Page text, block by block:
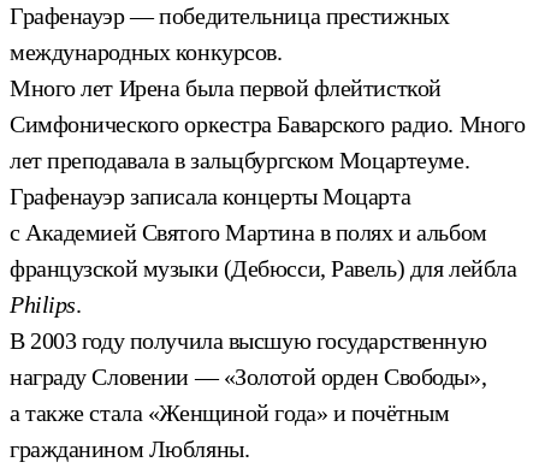
Графенауэр — победительница престижных
международных конкурсов.
Много лет Ирена была первой флейтисткой
Симфонического оркестра Баварского радио. Много
лет преподавала в зальцбургском Моцартеуме.
Графенауэр записала концерты Моцарта
с Академией Святого Мартина в полях и альбом
французской музыки (Дебюсси, Равель) для лейбла
Philips.
В 2003 году получила высшую государственную
награду Словении — «Золотой орден Свободы»,
а также стала «Женщиной года» и почётным
гражданином Любляны.